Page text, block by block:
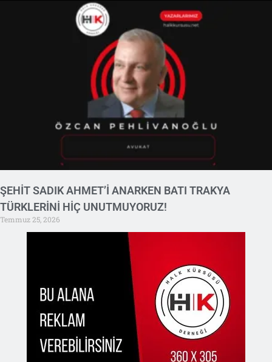
ŞEHİT SADIK AHMET’İ ANARKEN BATI TRAKYA
TÜRKLERİNİ HİÇ UNUTMUYORUZ!
Temmuz 25, 2026